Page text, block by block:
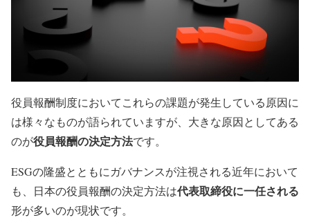
役員報酬制度においてこれらの課題が発生している原因に
は様々なものが語られていますが、大きな原因としてある
のが役員報酬の決定方法です。
ESGの隆盛とともにガバナンスが注視される近年において
も、日本の役員報酬の決定方法は代表取締役に一任される
形が多いのが現状です。